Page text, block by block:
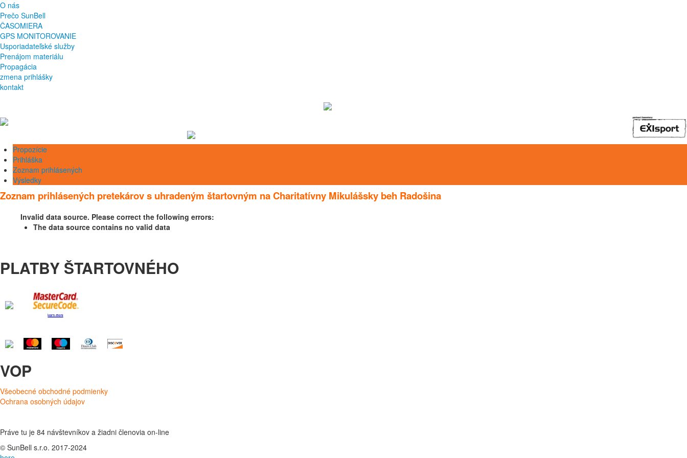
O nás
Prečo SunBell
ČASOMIERA
GPS MONITOROVANIE
Usporiadateľské služby
Prenájom materiálu
Propagácia
zmena prihlášky
kontakt
Propozície
Prihláška
Zoznam prihlásených
Výsledky
Zoznam prihlásených pretekárov s uhradeným štartovným na Charitatívny Mikulášsky beh Radošina
Invalid data source. Please correct the following errors:
The data source contains no valid data
PLATBY ŠTARTOVNÉHO
VOP
Všeobecné obchodné podmienky
Ochrana osobných údajov
Práve tu je 84 návštevníkov a žiadni členovia on-line
© SunBell s.r.o. 2017-2024